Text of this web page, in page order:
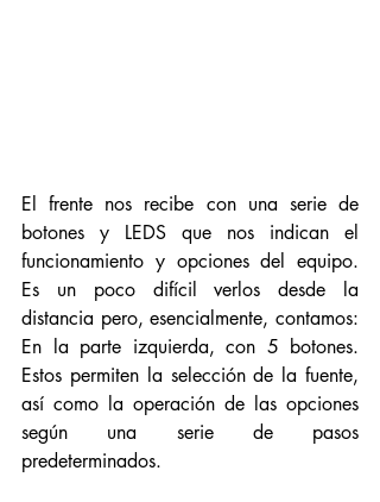
El frente nos recibe con una serie de
botones y LEDS que nos indican el
funcionamiento y opciones del equipo.
Es un poco difícil verlos desde la
distancia pero, esencialmente, contamos:
En la parte izquierda, con 5 botones.
Estos permiten la selección de la fuente,
así como la operación de las opciones
según una serie de pasos
predeterminados.